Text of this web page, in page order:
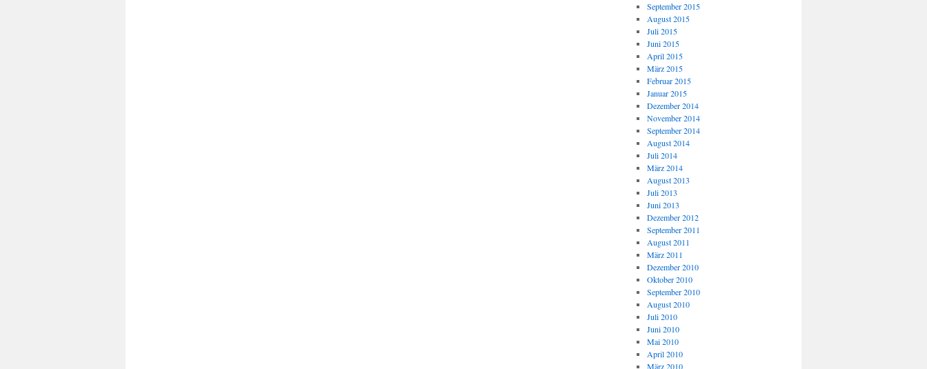
September 2015
August 2015
Juli 2015
Juni 2015
April 2015
März 2015
Februar 2015
Januar 2015
Dezember 2014
November 2014
September 2014
August 2014
Juli 2014
März 2014
August 2013
Juli 2013
Juni 2013
Dezember 2012
September 2011
August 2011
März 2011
Dezember 2010
Oktober 2010
September 2010
August 2010
Juli 2010
Juni 2010
Mai 2010
April 2010
März 2010